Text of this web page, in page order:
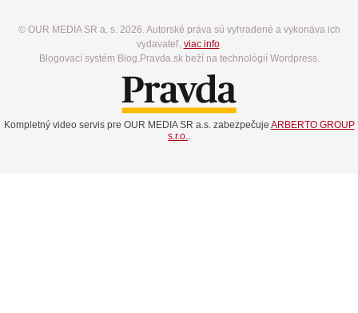
© OUR MEDIA SR a. s. 2026. Autorské práva sú vyhradené a vykonáva ich
vydavateľ, viac info.
Blogovací systém Blog.Pravda.sk beží na technológií Wordpress.
Kompletný video servis pre OUR MEDIA SR a.s. zabezpečuje ARBERTO GROUP
s.r.o.